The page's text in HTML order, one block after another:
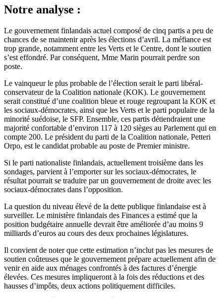
Notre analyse :
Le gouvernement finlandais actuel composé de cinq partis a peu de
chances de se maintenir après les élections d’avril. La méfiance est
trop grande, notamment entre les Verts et le Centre, dont le soutien
s’est effondré. Par conséquent, Mme Marin pourrait perdre son
poste.
Le vainqueur le plus probable de l’élection serait le parti libéral-
conservateur de la Coalition nationale (KOK). Le gouvernement
serait constitué d’une coalition bleue et rouge regroupant la KOK et
les sociaux-démocrates, ainsi que les Verts et le parti populaire de la
minorité suédoise, le SFP. Ensemble, ces partis détiendraient une
majorité confortable d’environ 117 à 120 sièges au Parlement qui en
compte 200. Le président du parti de la Coalition nationale, Petteri
Orpo, est le candidat probable au poste de Premier ministre.
Si le parti nationaliste finlandais, actuellement troisième dans les
sondages, parvient à l’emporter sur les sociaux-démocrates, le
résultat pourrait se traduire par un gouvernement de droite avec les
sociaux-démocrates dans l’opposition.
La question du niveau élevé de la dette publique finlandaise est à
surveiller. Le ministère finlandais des Finances a estimé que la
position budgétaire annuelle devrait être améliorée d’au moins 9
milliards d’euros au cours des deux prochaines législatures.
Il convient de noter que cette estimation n’inclut pas les mesures de
soutien coûteuses que le gouvernement prépare actuellement afin de
venir en aide aux ménages confrontés à des factures d’énergie
élevées. Ces mesures impliqueront à la fois des réductions et des
hausses d’impôts, deux actions politiquement difficiles.